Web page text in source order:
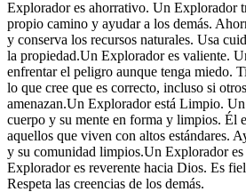
Explorador es ahorrativo. Un Explorador
propio camino y ayudar a los demás.
y conserva los recursos naturales. Usa
la propiedad.Un Explorador es valiente.
enfrentar el peligro aunque tenga miedo.
lo que cree que es correcto, incluso si
amenazan.Un Explorador está Limpio.
cuerpo y su mente en forma y limpios. Él
aquellos que viven con altos estándares.
y su comunidad limpios.Un Explorador
Explorador es reverente hacia Dios. Es
Respeta las creencias de los demás.